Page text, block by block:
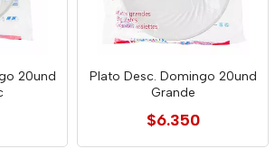
20und
Plato Desc. Domingo 20und
Grande
$6.350